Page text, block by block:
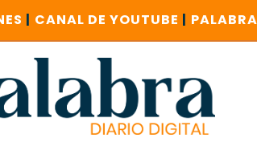
| CANAL DE YOUTUBE |